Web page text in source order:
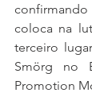
coloca na
terceiro
Smörg no
Promotion